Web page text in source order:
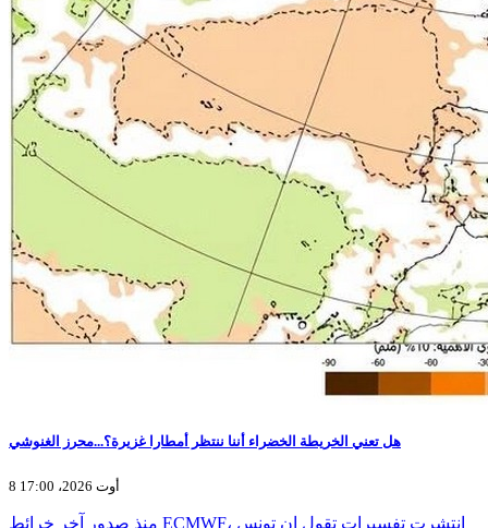
هل تعني الخريطة الخضراء أننا ننتظر أمطارا غزيرة؟...محرز الغنوشي
8 أوت 2026، 17:00
منذ صدور آخر خرائط ECMWF، انتشرت تفسيرات تقول إن تونس